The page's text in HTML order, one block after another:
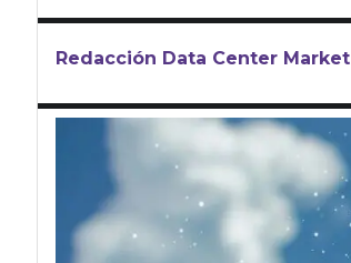
Redacción Data Center Market